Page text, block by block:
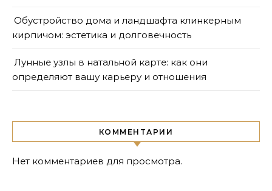
Обустройство дома и ландшафта клинкерным
кирпичом: эстетика и долговечность
Лунные узлы в натальной карте: как они
определяют вашу карьеру и отношения
КОММЕНТАРИИ
Нет комментариев для просмотра.